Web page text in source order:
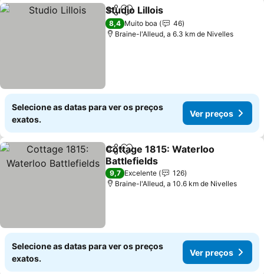
PartilharAdicionar aos favoritos
Studio Lillois
8,4 Muito boa
46
Braine-l'Alleud, a 6.3 km de Nivelles
Selecione as datas para ver os preços
exatos.
Ver preços
PartilharAdicionar aos favoritos
Cottage 1815: Waterloo
Battlefields
Ver preços
9,7 Excelente
126
Braine-l'Alleud, a 10.6 km de Nivelles
Selecione as datas para ver os preços
exatos.
Ver preços